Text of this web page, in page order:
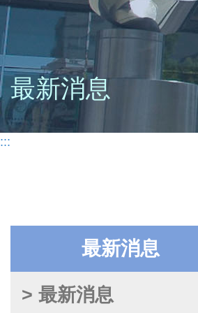
最新消息
:::
最新消息
> 最新消息